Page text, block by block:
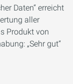
Daten“ erreicht
aller
Produkt von
„Sehr gut“